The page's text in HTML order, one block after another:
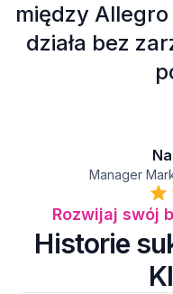
między
działa bez
Manager
Rozwijaj swój
Historie